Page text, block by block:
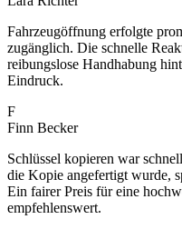
Fahrzeugöffnung erfolgte
zugänglich. Die schnelle
reibungslose Handhabung
Eindruck.
F
Finn Becker
Schlüssel kopieren war
die Kopie angefertigt wurde,
Ein fairer Preis für eine
empfehlenswert.